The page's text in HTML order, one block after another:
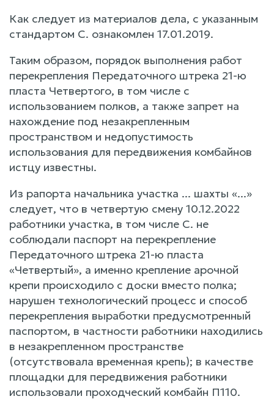
Как следует из материалов дела, с указанным
стандартом С. ознакомлен 17.01.2019.
Таким образом, порядок выполнения работ
перекрепления Передаточного штрека 21-ю
пласта Четвертого, в том числе с
использованием полков, а также запрет на
нахождение под незакрепленным
пространством и недопустимость
использования для передвижения комбайнов
истцу известны.
Из рапорта начальника участка ... шахты «...»
следует, что в четвертую смену 10.12.2022
работники участка, в том числе С. не
соблюдали паспорт на перекрепление
Передаточного штрека 21-ю пласта
«Четвертый», а именно крепление арочной
крепи происходило с доски вместо полка;
нарушен технологический процесс и способ
перекрепления выработки предусмотренный
паспортом, в частности работники находились
в незакрепленном пространстве
(отсутствовала временная крепь); в качестве
площадки для передвижения работники
использовали проходческий комбайн П110.